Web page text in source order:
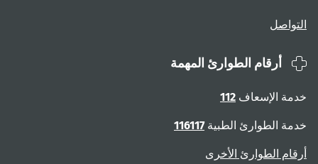
التواصل
أرقام الطوارئ المهمة
خدمة الإسعاف 112
خدمة الطوارئ الطبية116117
أرقام الطوارئ الأخرى